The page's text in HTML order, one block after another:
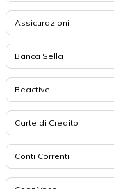
Assicurazioni
Banca Sella
Beactive
Carte di Credito
Conti Correnti